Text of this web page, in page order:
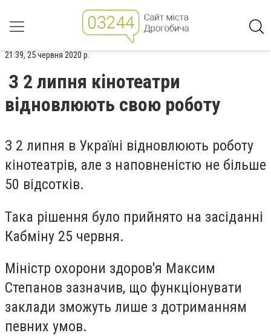
21:39, 25 червня 2020 р.
З 2 липня кінотеатри
відновлюють свою роботу
З 2 липня в Україні відновлюють роботу
кінотеатрів, але з наповненістю не більше
50 відсотків.
Така рішення було прийнято на засіданні
Кабміну 25 червня.
Міністр охорони здоров'я Максим
Степанов зазначив, що функціонувати
заклади зможуть лише з дотриманням
певних умов.